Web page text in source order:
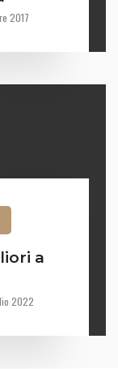
2017
a
2022